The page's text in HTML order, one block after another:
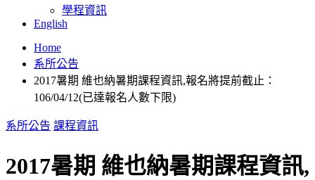
學程資訊
English
Home
系所公告
2017暑期 維也納暑期課程資訊,報名將提前截止：
106/04/12(已達報名人數下限)
系所公告 課程資訊
2017暑期 維也納暑期課程資訊,